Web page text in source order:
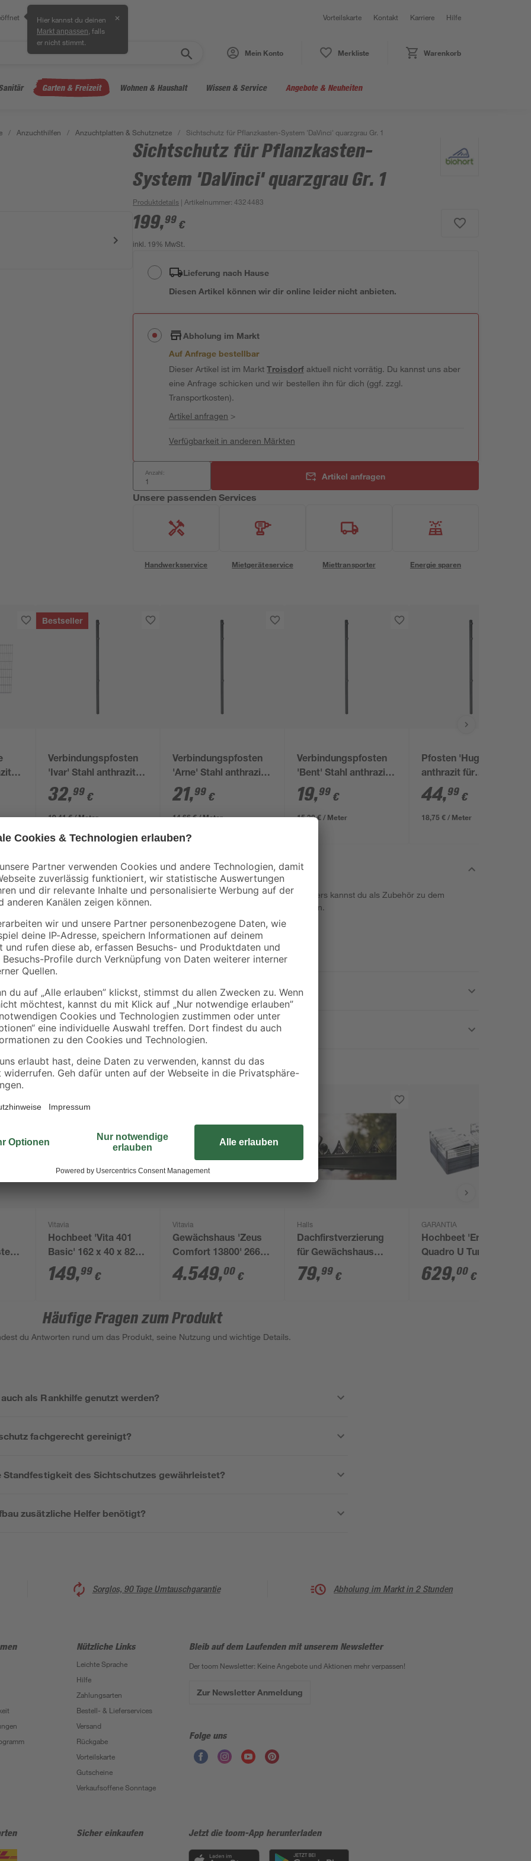
Hier kannst du deinen
Markt anpassen , falls
er nicht stimmt.
✕ Vorteilskarte Kontakt Karriere Hilfe
Mein Konto Merkliste Warenkorb
Garten & Freizeit Wohnen & Haushalt Wissen & Service Angebote & Neuheiten
/ Anzuchthilfen / Anzuchtplatten & Schutznetze / Sichtschutz für Pflanzkasten-System 'DaVinci' quarzgrau Gr. 1
Sichtschutz für Pflanzkasten-
System 'DaVinci' quarzgrau Gr. 1
Produktdetails | Artikelnummer:4324483
199,99 €
inkl. 19% MwSt.
Lieferung nach Hause
Diesen Artikel können wir dir online leider nicht anbieten.
Abholung im Markt
Auf Anfrage bestellbar
Dieser Artikel ist im MarktTroisdorfaktuell nicht vorrätig. Du kannst uns aber
eine Anfrage schicken und wir bestellen ihn für dich (ggf. zzgl.
Transportkosten).
Artikel anfragen >
Verfügbarkeit in anderen Märkten
Anzahl: Artikel anfragen
Unsere passenden Services
Handwerksservice Mietgeräteservice Miettransporter Energie sparen
Bestseller
Verbindungspfosten
'Ivar' Stahl anthrazit
170 x 4 x 4 cm
32,99 €
19,41 € / Meter
Verbindungspfosten
'Arne' Stahl anthrazit
4 x 4 x 150 cm
21,99 €
14,66 € / Meter
Verbindungspfosten
'Bent' Stahl anthrazit
4 x 4 x 130 cm
19,99 €
15,38 € / Meter
Pfosten 'Hugo' Stahl
anthrazit für
Doppelstabmatten 4
x 4 x 240 cm
44,99 €
18,75 € / Meter
Den Sichtschutz mit der Funktion eines Rankgitters kannst du als Zubehör zu dem
entsprechenden Pflanzkasten-System hinzufügen.
Vitavia
Hochbeet 'Vita 401
Basic' 162 x 40 x 82
cm schwarz
149,99 €
Vitavia
Gewächshaus 'Zeus
Comfort 13800' 266,2
x 547,4 cm mit 3 mm
Sicherheitsglas/10
Hohlkammerplatten
aluminiumfarben
4.549,00 €
Halls
Dachfirstverzierung
für Gewächshaus
'ICON 6' mit 4,9 m²
79,99 €
GARANTIA
Hochbeet 'Ergo
Quadro U TurboPlus L
80 Stone' anthrazit
240 x 80 x 160 cm
629,00 €
Häufige Fragen zum Produkt
du Antworten rund um das Produkt, seine Nutzung und wichtige Details.
als Rankhilfe genutzt werden?
fachgerecht gereinigt?
Standfestigkeit des Sichtschutzes gewährleistet?
zusätzliche Helfer benötigt?
Sorglos, 90 Tage Umtauschgarantie Abholung im Markt in 2 Stunden
Nützliche Links
Leichte Sprache
Hilfe
Zahlungsarten
Bestell- & Lieferservices
Versand
Rückgabe
Vorteilskarte
Gutscheine
Verkaufsoffene Sonntage
Bleib auf dem Laufenden mit unserem Newsletter
Der toom Newsletter: Keine Angebote und Aktionen mehr verpassen!
Zur Newsletter Anmeldung
Folge uns
Sicher einkaufen Jetzt die toom-App herunterladen